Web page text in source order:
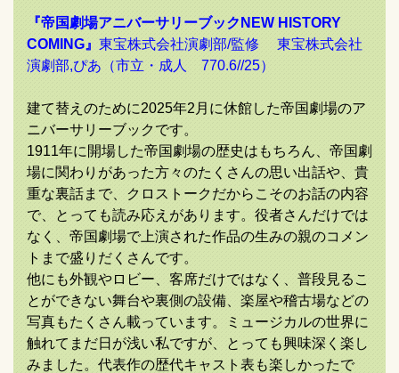
『帝国劇場アニバーサリーブックNEW HISTORY
COMING』 東宝株式会社演劇部/監修 東宝株式会社
演劇部,ぴあ（市立・成人 770.6//25）
建て替えのために2025年2月に休館した帝国劇場のア
ニバーサリーブックです。
1911年に開場した帝国劇場の歴史はもちろん、帝国劇
場に関わりがあった方々のたくさんの思い出話や、貴
重な裏話まで、クロストークだからこそのお話の内容
で、とっても読み応えがあります。役者さんだけでは
なく、帝国劇場で上演された作品の生みの親のコメン
トまで盛りだくさんです。
他にも外観やロビー、客席だけではなく、普段見るこ
とができない舞台や裏側の設備、楽屋や稽古場などの
写真もたくさん載っています。ミュージカルの世界に
触れてまだ日が浅い私ですが、とっても興味深く楽し
みました。代表作の歴代キャスト表も楽しかったで